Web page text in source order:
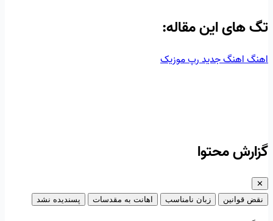
تگ‌ های این مقاله:
اهنگاهنگ جدیدرپموزیک
گزارش محتوا
✕
نقض قوانین
زبان نامناسب اهانت به مقدسات پسندیده نشد